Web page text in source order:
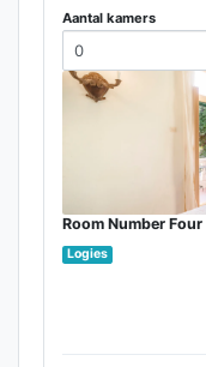
Aantal kamers
Room Number Four
Logies